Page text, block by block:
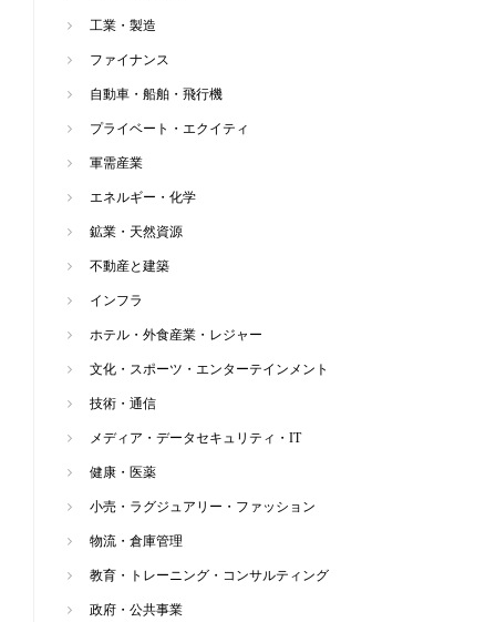
工業・製造
ファイナンス
自動車・船舶・飛行機
プライベート・エクイティ
軍需産業
エネルギー・化学
鉱業・天然資源
不動産と建築
インフラ
ホテル・外食産業・レジャー
文化・スポーツ・エンターテインメント
技術・通信
メディア・データセキュリティ・IT
健康・医薬
小売・ラグジュアリー・ファッション
物流・倉庫管理
教育・トレーニング・コンサルティング
政府・公共事業